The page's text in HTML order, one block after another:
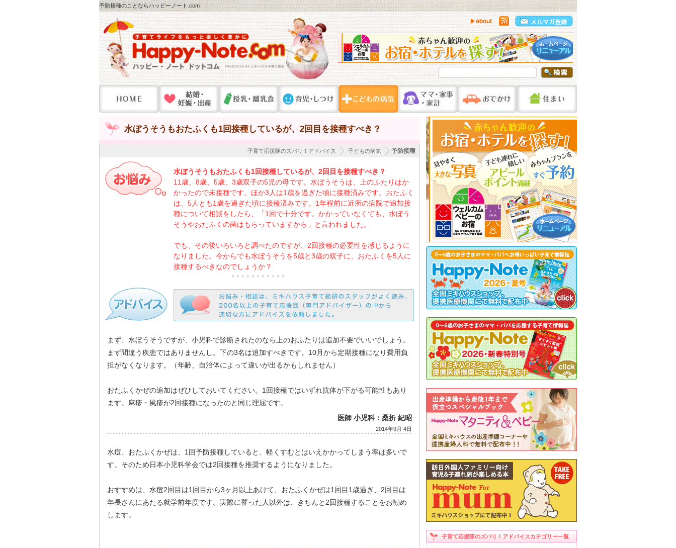
予防接種のことならハッピーノート.com
水ぼうそうもおたふくも1回接種しているが、2回目を接種すべき？
予防接種
子どもの病気
子育て応援隊のズバリ！アドバイス
水ぼうそうもおたふくも1回接種しているが、2回目を接種すべき？
11歳、8歳、5歳、3歳双子の5児の母です。水ぼうそうは、上のふたりはか
かったので未接種です。ほか3人は1歳を過ぎた頃に接種済みです。おたふく
は、5人とも1歳を過ぎた頃に接種済みです。1年程前に近所の病院で追加接
種について相談をしたら、「1回で十分です。かかっていなくても、水ぼう
そうやおたふくの菌はもらっていますから」と言われました。
でも、その後いろいろと調べたのですが、2回接種の必要性を感じるように
なりました。今からでも水ぼうそうを5歳と3歳の双子に、おたふくを5人に
接種するべきなのでしょうか？
まず、水ぼうそうですが、小児科で診断されたのなら上のおふたりは追加不要でいいでしょう。
まず間違う疾患ではありませんし。下の3名は追加すべきです。10月から定期接種になり費用負
担がなくなります。（年齢、自治体によって違いが出るかもしれません）
おたふくかぜの追加はぜひしておいてください。1回接種ではいずれ抗体が下がる可能性もあり
ます。麻疹・風疹が2回接種になったのと同じ理屈です。
医師 小児科：桑折 紀昭
2014年9月 4日
水痘、おたふくかぜは、1回予防接種していると、軽くすむとはいえかかってしまう率は多いで
す。そのため日本小児科学会では2回接種を推奨するようになりました。
おすすめは、水痘2回目は1回目から3ヶ月以上あけて、おたふくかぜは1回目1歳過ぎ、2回目は
年長さんにあたる就学前年度です。実際に罹った人以外は、きちんと2回接種することをお勧め
します。
子育て応援隊のズバリ！アドバイスカテゴリー一覧